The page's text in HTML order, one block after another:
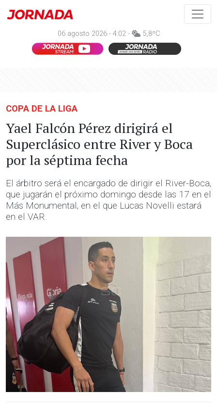
06 agosto 2026 - 4:02 - 5,8ºC
COPA DE LA LIGA
Yael Falcón Pérez dirigirá el
Superclásico entre River y Boca
por la séptima fecha
El árbitro será el encargado de dirigir el River-Boca,
que jugarán el próximo domingo desde las 17 en el
Más Monumental, en el que Lucas Novelli estará
en el VAR.